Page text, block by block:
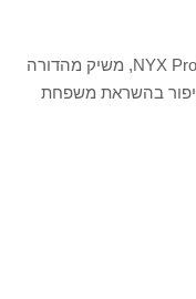
מותג האיפור המקצועי NYX Professional Makeup, משיק מהדורה
בהשראת משפחת